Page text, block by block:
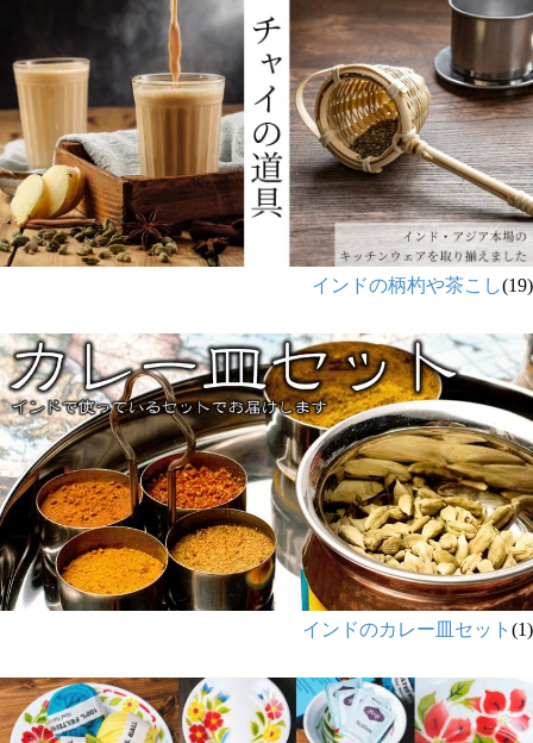
インドの柄杓や茶こし(19)
インドのカレー皿セット (1)